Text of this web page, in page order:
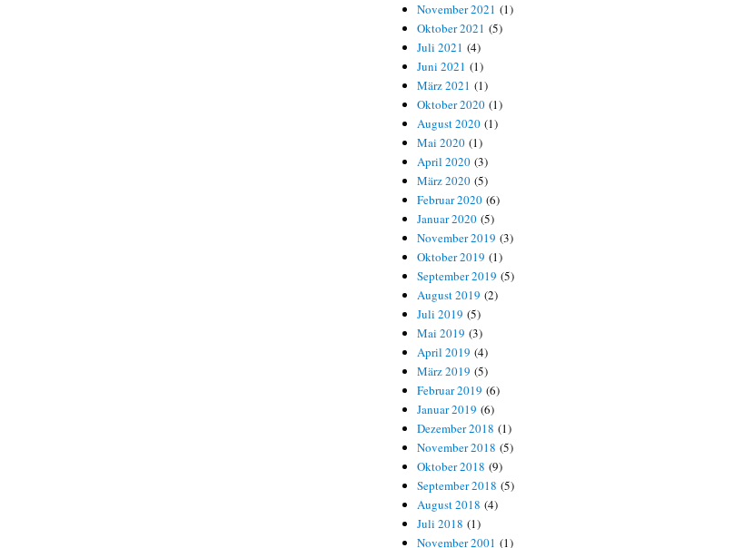
November 2021 (1)
Oktober 2021 (5)
Juli 2021 (4)
Juni 2021 (1)
März 2021 (1)
Oktober 2020 (1)
August 2020 (1)
Mai 2020 (1)
April 2020 (3)
März 2020 (5)
Februar 2020 (6)
Januar 2020 (5)
November 2019 (3)
Oktober 2019 (1)
September 2019 (5)
August 2019 (2)
Juli 2019 (5)
Mai 2019 (3)
April 2019 (4)
März 2019 (5)
Februar 2019 (6)
Januar 2019 (6)
Dezember 2018 (1)
November 2018 (5)
Oktober 2018 (9)
September 2018 (5)
August 2018 (4)
Juli 2018 (1)
November 2001 (1)